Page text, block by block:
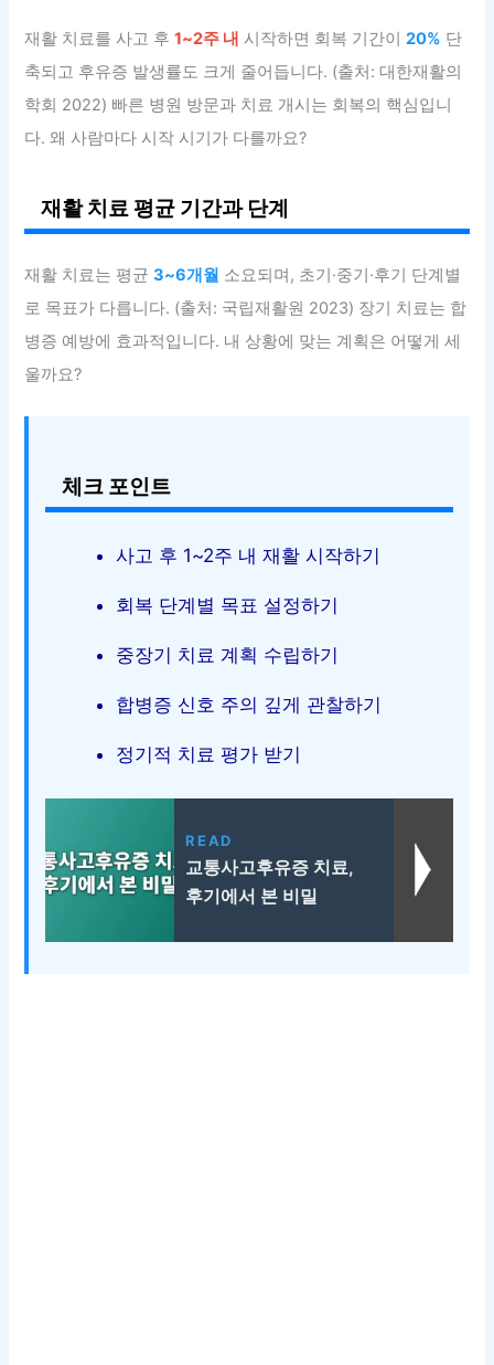
재활 치료를 사고 후1~2주 내 시작하면 회복 기간이20% 단
축되고 후유증 발생률도 크게 줄어듭니다. (출처: 대한재활의
학회 2022) 빠른 병원 방문과 치료 개시는 회복의 핵심입니
다. 왜 사람마다 시작 시기가 다를까요?
재활 치료 평균 기간과 단계
재활 치료는 평균3~6개월 소요되며, 초기·중기·후기 단계별
로 목표가 다릅니다. (출처: 국립재활원 2023) 장기 치료는 합
병증 예방에 효과적입니다. 내 상황에 맞는 계획은 어떻게 세
울까요?
체크 포인트
사고 후 1~2주 내 재활 시작하기
회복 단계별 목표 설정하기
중장기 치료 계획 수립하기
합병증 신호 주의 깊게 관찰하기
정기적 치료 평가 받기
READ
교통사고후유증 치료,
후기에서 본 비밀